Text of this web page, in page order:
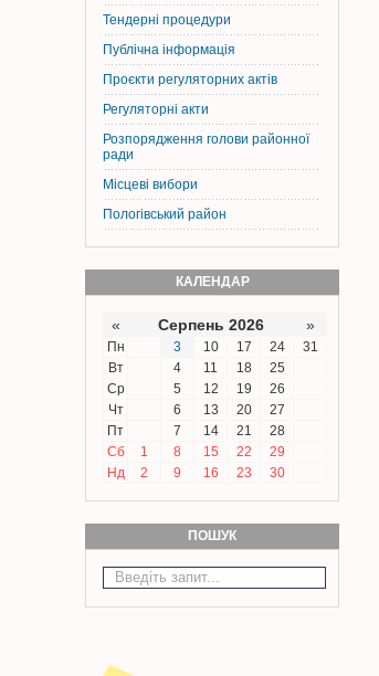
Тендерні процедури
Публічна інформація
Проєкти регуляторних актів
Регуляторні акти
Розпорядження голови районної
ради
Місцеві вибори
Пологівський район
КАЛЕНДАР
« Серпень 2026 »
Пн 3 10 17 24
31
Вт
4 11 18
25
Ср
5 12 19
26
Чт
6 13 20
27
Пт
7 14 21
28
Сб
1 8 15 22
29
Нд
2 9 16 23 30
ПОШУК